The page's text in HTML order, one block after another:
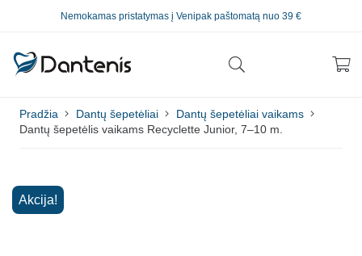
Nemokamas pristatymas į Venipak paštomatą nuo 39 €
Pradžia Dantų šepetėliai
Dantų šepetėliai vaikams
Dantų šepetėlis vaikams Recyclette Junior, 7–10 m.
Akcija!